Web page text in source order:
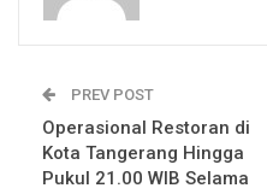
PREV POST
Operasional Restoran di
Kota Tangerang Hingga
Pukul 21.00 WIB Selama